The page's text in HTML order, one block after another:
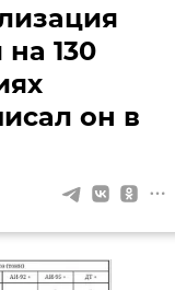
130
он в